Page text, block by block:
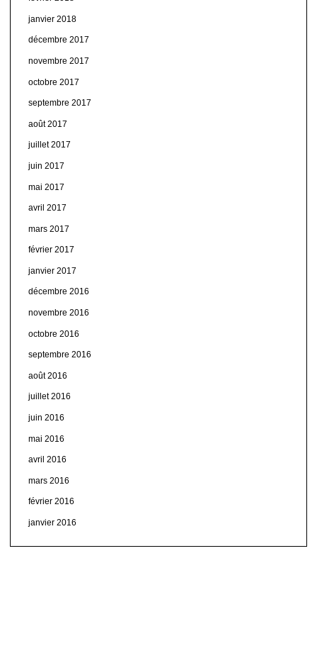
janvier 2018
décembre 2017
novembre 2017
octobre 2017
septembre 2017
août 2017
juillet 2017
juin 2017
mai 2017
avril 2017
mars 2017
février 2017
janvier 2017
décembre 2016
novembre 2016
octobre 2016
septembre 2016
août 2016
juillet 2016
juin 2016
mai 2016
avril 2016
mars 2016
février 2016
janvier 2016